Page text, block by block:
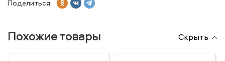
Поделиться:
Похожие товары Скрыть